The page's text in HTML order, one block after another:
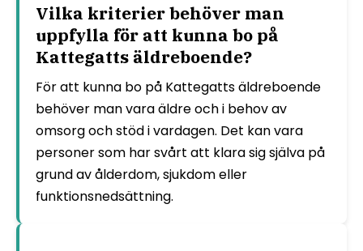
Vilka kriterier behöver man
uppfylla för att kunna bo på
Kattegatts äldreboende?
För att kunna bo på Kattegatts äldreboende
behöver man vara äldre och i behov av
omsorg och stöd i vardagen. Det kan vara
personer som har svårt att klara sig själva på
grund av ålderdom, sjukdom eller
funktionsnedsättning.